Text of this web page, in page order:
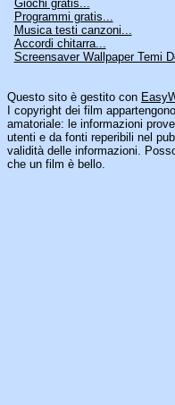
Giochi gratis...
Programmi gratis...
Musica testi canzoni...
Accordi chitarra...
Screensaver Wallpaper Temi
Questo sito è gestito con
I copyright dei film
amatoriale: le informazioni
utenti e da fonti reperibili nel
validità delle informazioni.
che un film è bello.